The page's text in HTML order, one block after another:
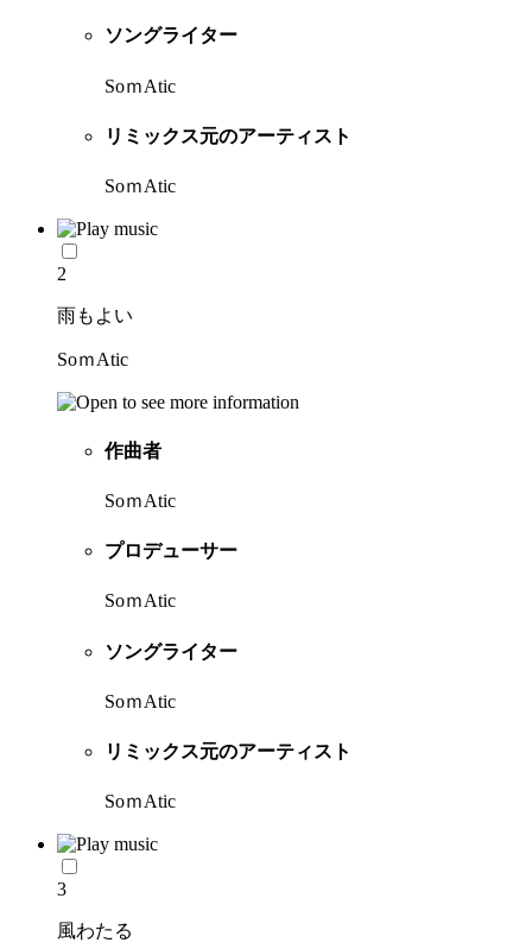
ソングライター
SoｍAtic
リミックス元のアーティスト
SoｍAtic
2
雨もよい
SoｍAtic
作曲者
SoｍAtic
プロデューサー
SoｍAtic
ソングライター
SoｍAtic
リミックス元のアーティスト
SoｍAtic
3
風わたる